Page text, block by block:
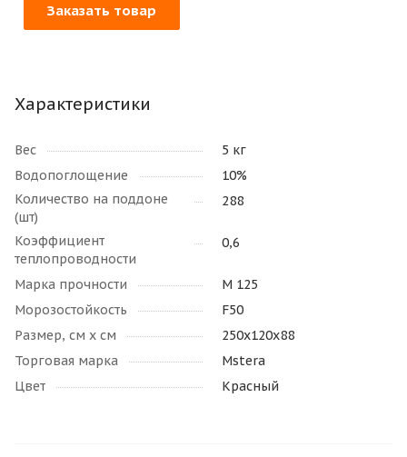
Заказать товар
Характеристики
Вес
5 кг
Водопоглощение
10%
Количество на поддоне
(шт)
288
Коэффициент
теплопроводности
0,6
Марка прочности
М 125
Морозостойкость
F50
Размер, см х см
250х120х88
Торговая марка
Mstera
Цвет
Красный